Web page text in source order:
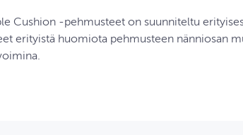
Cushion ‑pehmusteet on suunniteltu
erityistä huomiota pehmusteen nänniosan